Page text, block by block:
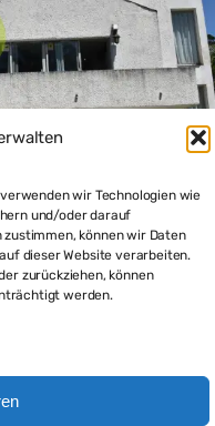
wir Technologien wie
und/oder darauf
zustimmen, können wir Daten
dieser Website verarbeiten.
zurückziehen, können
werden.
Lebensstil nah am